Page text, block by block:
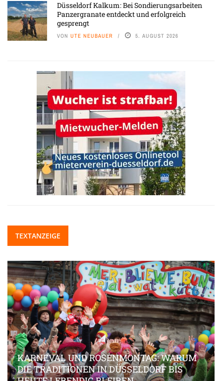
Düsseldorf Kalkum: Bei Sondierungsarbeiten
Panzergranate entdeckt und erfolgreich
gesprengt
VON UTE NEUBAUER 5. AUGUST 2026
TEXTANZEIGE
KARNEVAL UND ROSENMONTAG: WARUM
DIE TRADITIONEN IN DÜSSELDORF BIS